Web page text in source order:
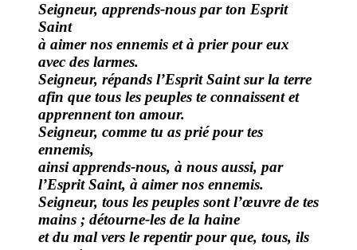
Seigneur, apprends-nous par ton Esprit
Saint
à aimer nos ennemis et à prier pour eux
avec des larmes.
Seigneur, répands l’Esprit Saint sur la terre
afin que tous les peuples te connaissent et
apprennent ton amour.
Seigneur, comme tu as prié pour tes
ennemis,
ainsi apprends-nous, à nous aussi, par
l’Esprit Saint, à aimer nos ennemis.
Seigneur, tous les peuples sont l’œuvre de tes
mains ; détourne-les de la haine
et du mal vers le repentir pour que, tous, ils